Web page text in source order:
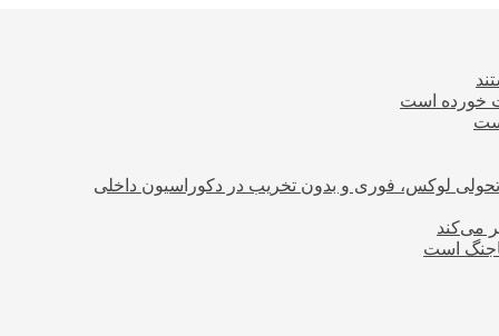
خورده است
تحولی لوکس، فوری و بدون تخریب در دکوراسیون داخلی
می‌کند
است